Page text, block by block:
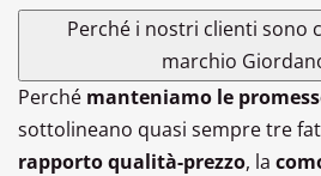
Perché i nostri clienti sono
marchio
Perché manteniamo le
sottolineano quasi sempre tre
rapporto qualità-prezzo, la